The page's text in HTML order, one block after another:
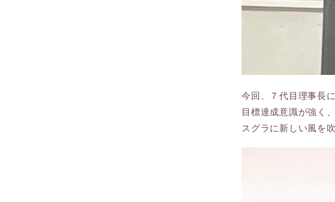
今回、７代目理事長
目標達成意識が強く
スグラに新しい風を